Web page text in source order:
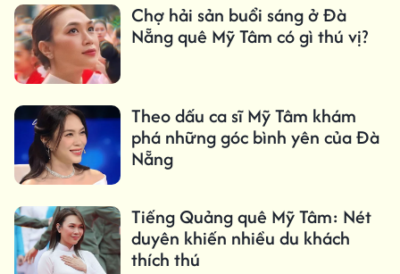
Chợ hải sản buổi sáng ở Đà
Nẵng quê Mỹ Tâm có gì thú vị?
Theo dấu ca sĩ Mỹ Tâm khám
phá những góc bình yên của Đà
Nẵng
Tiếng Quảng quê Mỹ Tâm: Nét
duyên khiến nhiều du khách
thích thú